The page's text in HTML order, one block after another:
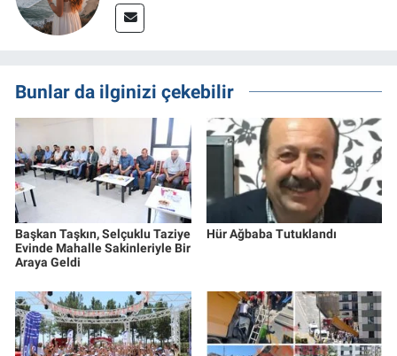
Bunlar da ilginizi çekebilir
Başkan Taşkın, Selçuklu Taziye
Evinde Mahalle Sakinleriyle Bir
Araya Geldi
Hür Ağbaba Tutuklandı